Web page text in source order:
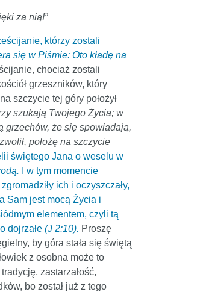
za nią!”
którzy zostali
się w Piśmie: Oto kładę na
chociaż zostali
grzeszników, który
szczycie tej góry położył
szukają Twojego Życia; w
grzechów, że się spowiadają,
położę na szczycie
świętego Jana o weselu w
I w tym momencie
ich i oczyszczały,
Sam jest mocą Życia i
elementem, czyli tą
dojrzałe (J 2:10). Proszę
by góra stała się świętą
z osobna może to
zastarzałość,
bo został już z tego